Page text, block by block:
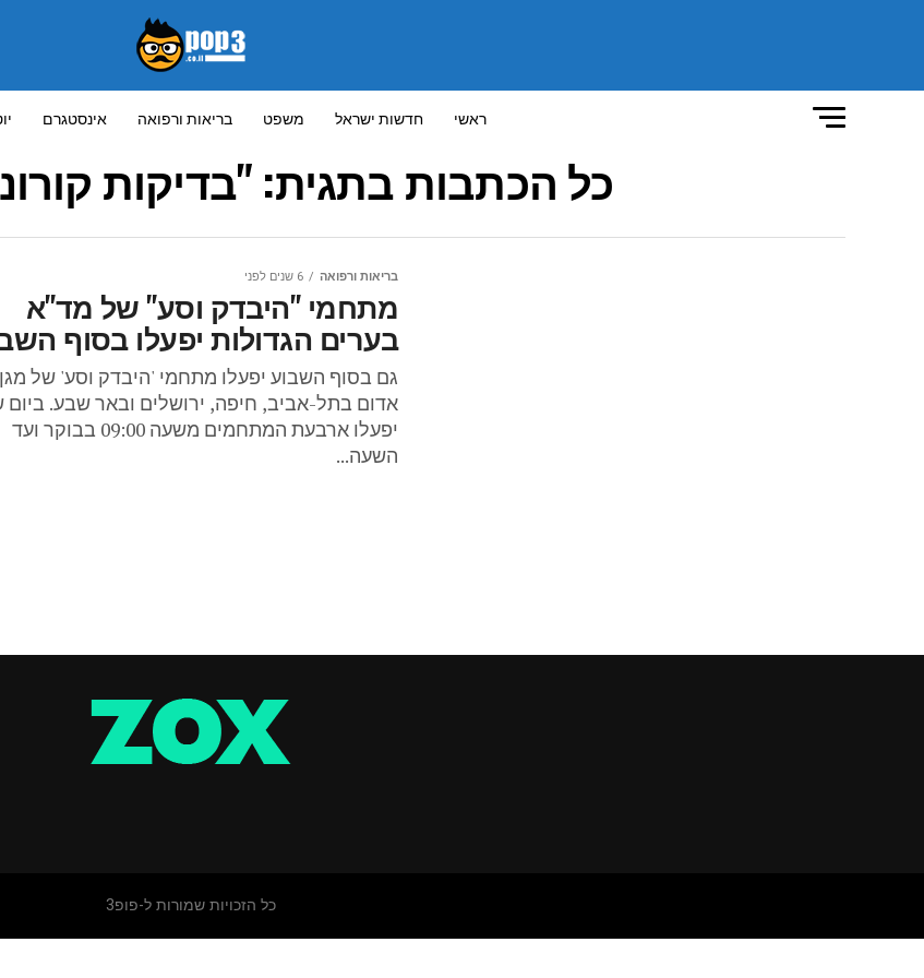
ראשי חדשות ישראל משפט בריאות ורפואה אינסטגרם
כל הכתבות בתגית: "בדיקות
בריאות ורפואה 6 שנים לפני
מתחמי "היבדק וסע" של מד"א
בערים הגדולות יפעלו בסוף
גם בסוף השבוע יפעלו מתחמי 'היבדק וסע' של
אדום בתל-אביב, חיפה, ירושלים ובאר שבע. ביום
יפעלו ארבעת המתחמים משעה 09:00 בבוקר ועד
השעה...
כל הזכויות שמורות ל-פופ3